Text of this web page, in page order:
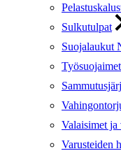
Sulkutulpat
Suojalaukut
Työsuojaimet
Valaisimet ja
Varusteiden